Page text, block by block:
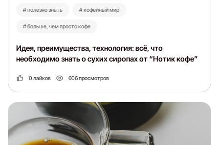
# полезно знать # кофейный мир
# больше, чем просто кофе
Идея, преимущества, технология: всё, что
необходимо знать о сухих сиропах от “Нотик кофе”
0 лайков 606 просмотров